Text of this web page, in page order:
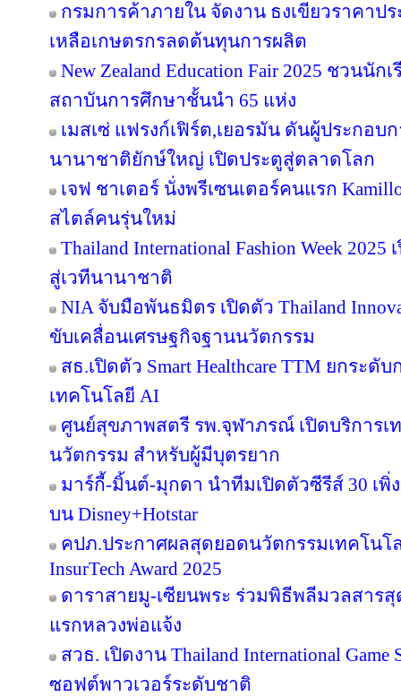
กรมการค้าภายใน จัดงาน ธงเขียวราคาป
เหลือเกษตรกรลดต้นทุนการผลิต
New Zealand Education Fair 2025 ชวนนั
สถาบันการศึกษาชั้นนำ 65 แห่ง
เมสเซ่ แฟรงก์เฟิร์ต,เยอรมัน ดันผู้ประกอบ
นานาชาติยักษ์ใหญ่ เปิดประตูสู่ตลาดโลก
เจฟ ชาเตอร์ นั่งพรีเซนเตอร์คนแรก
สไตล์คนรุ่นใหม่
Thailand International Fashion Week
สู่เวทีนานาชาติ
NIA จับมือพันธมิตร เปิดตัว Thailand
ขับเคลื่อนเศรษฐกิจฐานนวัตกรรม
สธ.เปิดตัว Smart Healthcare TTM ยกระ
เทคโนโลยี AI
ศูนย์สุขภาพสตรี รพ.จุฬาภรณ์ เปิดบริการเ
นวัตกรรม สำหรับผู้มีบุตรยาก
มาร์กี้-มิ้นต์-มุกดา นำทีมเปิดตัวซีรีส์ 30 เพิ่
บน Disney+Hotstar
คปภ.ประกาศผลสุดยอดนวัตกรรมเทคโนโ
InsurTech Award 2025
ดาราสายมู-เซียนพระ ร่วมพิธีพลีมวลสาร
แรกหลวงพ่อแจ้ง
สวธ. เปิดงาน Thailand International Game
ซอฟต์พาวเวอร์ระดับชาติ